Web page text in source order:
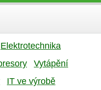
Elektrotechnika
Vytápění
IT ve výrobě